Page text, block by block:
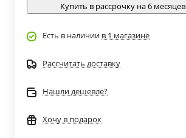
Купить в рассрочку на 6 месяцев
Есть в наличии в 1 магазине
Рассчитать доставку
Нашли дешевле?
Хочу в подарок